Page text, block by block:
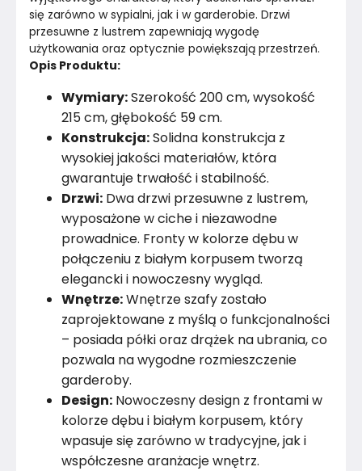
Materiał Płyta laminowana
Pomieszczenie
Kolor Korpusu Biały
Kolor
Marka
Montaż Rozłożony
się zarówno w sypialni, jak i w garderobie. Drzwi
przesuwne z lustrem zapewniają wygodę
użytkowania oraz optycznie powiększają przestrzeń.
Opis Produktu:
Wymiary:Szerokość 200 cm, wysokość
215 cm, głębokość 59 cm.
Konstrukcja:Solidna konstrukcja z
wysokiej jakości materiałów, która
gwarantuje trwałość i stabilność.
Drzwi: Dwa drzwi przesuwne z lustrem,
wyposażone w ciche i niezawodne
prowadnice. Fronty w kolorze dębu w
połączeniu z białym korpusem tworzą
elegancki i nowoczesny wygląd.
Wnętrze:Wnętrze szafy zostało
zaprojektowane z myślą o funkcjonalności
– posiada półki oraz drążek na ubrania, co
pozwala na wygodne rozmieszczenie
garderoby.
Design: Nowoczesny design z frontami w
kolorze dębu i białym korpusem, który
wpasuje się zarówno w tradycyjne, jak i
współczesne aranżacje wnętrz.